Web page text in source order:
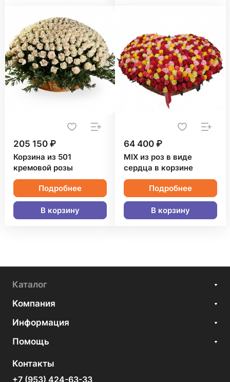
205 150 ₽
Корзина из 501
кремовой розы
Подробнее
В корзину
64 400 ₽
MIX из роз в виде
сердца в корзине
Подробнее
В корзину
Каталог
Компания
Информация
Помощь
Контакты
+7 (953) 424-63-33